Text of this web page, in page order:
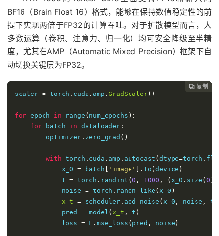
BF16（Brain Float 16）格式，能够在保持数值稳定性的前
提下实现两倍于FP32的计算吞吐。对于扩散模型而言，大
多数运算（卷积、注意力、归一化）均可安全降级至半精
度，尤其在AMP（Automatic Mixed Precision）框架下自
动切换关键层为FP32。
 复制
 复制
 复制
 复制
 复制
 复制
 复制
 复制
 复制
 复制
 复制
 复制
 复制
 复制
 复制
 复制
 复制
 复制
 复制
 复制
 复制
 复制
 复制
 复制
scaler = torch . cuda . amp . GradScaler()
for epoch in range ( num_epochs ):
for batch in dataloader :
        optimizer
. zero_grad ()
with torch . cuda . amp . autocast ( dtype=torch .
            x_0
= batch 'image' ]. to ( device )
            t
= torch . randint ( 0 , 1000 , ( x_0 . size ( 0
            noise
= torch . randn_like ( x_0 )
x_t = scheduler . add_noise ( x_0 , noise , t
            pred
= model ( x_t , t )
            loss
= F . mse_loss ( pred , noise )